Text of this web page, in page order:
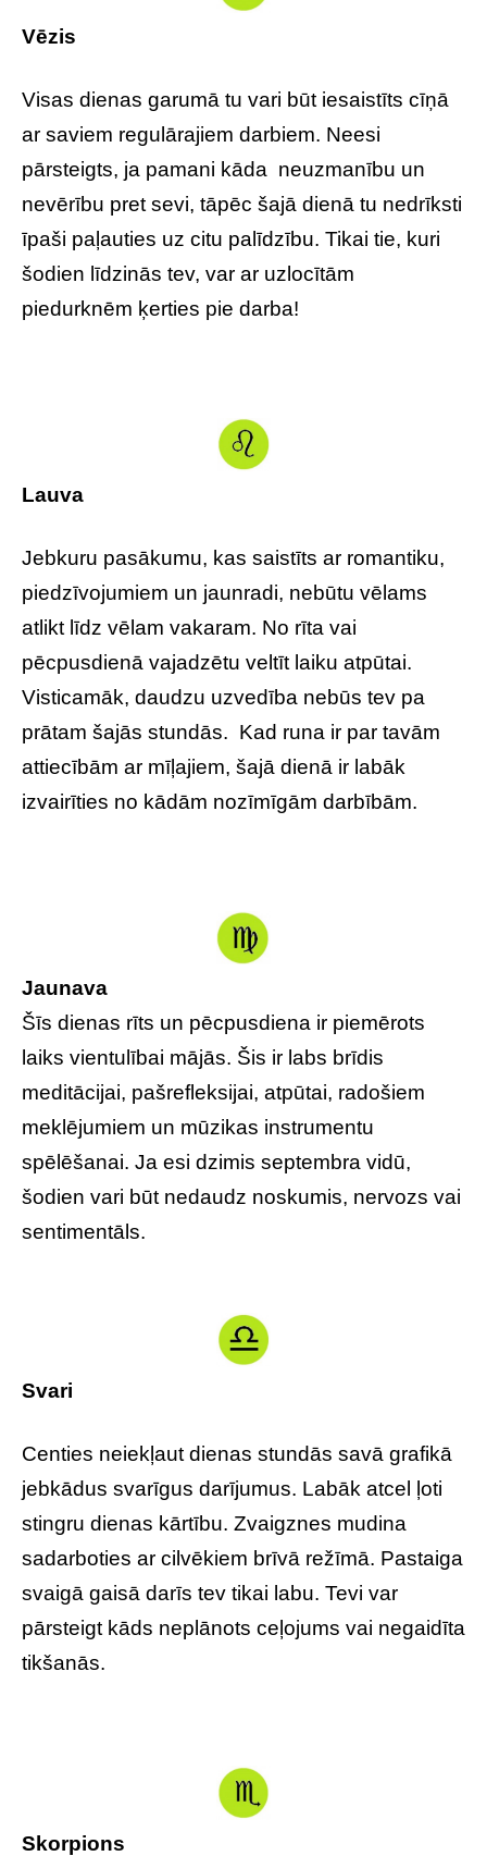
Vēzis
Visas dienas garumā tu vari būt iesaistīts cīņā
ar saviem regulārajiem darbiem. Neesi
pārsteigts, ja pamani kāda neuzmanību un
nevērību pret sevi, tāpēc šajā dienā tu nedrīksti
īpaši paļauties uz citu palīdzību. Tikai tie, kuri
šodien līdzinās tev, var ar uzlocītām
piedurknēm ķerties pie darba!
Lauva
Jebkuru pasākumu, kas saistīts ar romantiku,
piedzīvojumiem un jaunradi, nebūtu vēlams
atlikt līdz vēlam vakaram. No rīta vai
pēcpusdienā vajadzētu veltīt laiku atpūtai.
Visticamāk, daudzu uzvedība nebūs tev pa
prātam šajās stundās. Kad runa ir par tavām
attiecībām ar mīļajiem, šajā dienā ir labāk
izvairīties no kādām nozīmīgām darbībām.
Jaunava
Šīs dienas rīts un pēcpusdiena ir piemērots
laiks vientulībai mājās. Šis ir labs brīdis
meditācijai, pašrefleksijai, atpūtai, radošiem
meklējumiem un mūzikas instrumentu
spēlēšanai. Ja esi dzimis septembra vidū,
šodien vari būt nedaudz noskumis, nervozs vai
sentimentāls.
Svari
Centies neiekļaut dienas stundās savā grafikā
jebkādus svarīgus darījumus. Labāk atcel ļoti
stingru dienas kārtību. Zvaigznes mudina
sadarboties ar cilvēkiem brīvā režīmā. Pastaiga
svaigā gaisā darīs tev tikai labu. Tevi var
pārsteigt kāds neplānots ceļojums vai negaidīta
tikšanās.
Skorpions